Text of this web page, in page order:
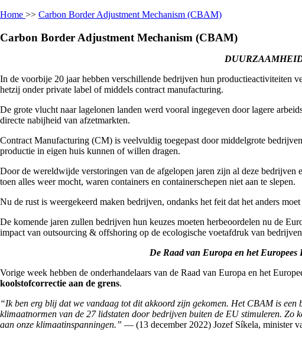
Home >> Carbon Border Adjustment Mechanism (CBAM)
Carbon Border Adjustment Mechanism (CBAM)
In de voorbije 20 jaar hebben verschillende bedrijven hun productieactiviteiten
hetzij onder private label of middels contract manufacturing.
De grote vlucht naar lagelonen landen werd vooral ingegeven door lagere
directe nabijheid van afzetmarkten.
Contract Manufacturing (CM) is veelvuldig toegepast door middelgrote
productie in eigen huis kunnen of willen dragen.
Door de wereldwijde verstoringen van de afgelopen jaren zijn al deze
toen alles weer mocht, waren containers en containerschepen niet aan te slepen.
Nu de rust is weergekeerd maken bedrijven, ondanks het feit dat het anders
De komende jaren zullen bedrijven hun keuzes moeten herbeoordelen nu de
impact van outsourcing & offshoring op de ecologische voetafdruk van
De Raad van Europa en het Europees
Vorige week hebben de onderhandelaars van de Raad van Europa en het
koolstofcorrectie aan de grens.
“Ik ben erg blij dat we vandaag tot dit akkoord zijn gekomen. Het CBAM is
klimaatnormen van de 27 lidstaten door bedrijven buiten de EU stimuleren. Zo
aan onze klimaatinspanningen.” — (13 december 2022) Jozef Síkela, minister